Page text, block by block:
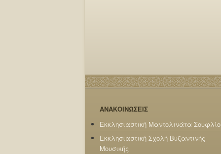
ΑΝΑΚΟΙΝΩΣΕΙΣ
Εκκλησιαστική Μαντολινάτα
Εκκλησιαστική Σχολή Βυζαντινής
Μουσικής